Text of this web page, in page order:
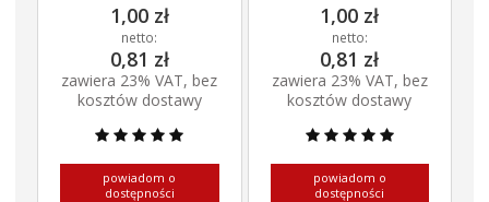
1,00 zł
netto:
0,81 zł
zawiera 23% VAT, bez
kosztów dostawy
powiadom o
dostępności
1,00 zł
netto:
0,81 zł
zawiera 23% VAT, bez
kosztów dostawy
powiadom o
dostępności